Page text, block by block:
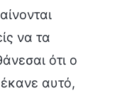
να τα
ότι ο
αυτό,